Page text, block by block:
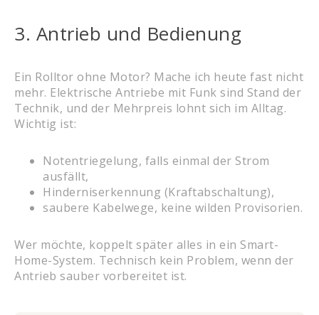
3. Antrieb und Bedienung
Ein Rolltor ohne Motor? Mache ich heute fast nicht
mehr. Elektrische Antriebe mit Funk sind Stand der
Technik, und der Mehrpreis lohnt sich im Alltag.
Wichtig ist:
Notentriegelung, falls einmal der Strom
ausfällt,
Hinderniserkennung (Kraftabschaltung),
saubere Kabelwege, keine wilden Provisorien.
Wer möchte, koppelt später alles in ein Smart-
Home-System. Technisch kein Problem, wenn der
Antrieb sauber vorbereitet ist.